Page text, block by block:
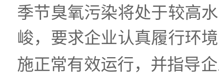
季节臭氧污染将处于较高
峻，要求企业认真履行环
施正常有效运行，并指导